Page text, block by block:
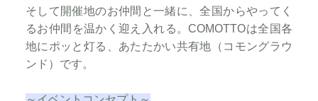
そして開催地のお仲間と一緒に、全国からやってく
るお仲間を温かく迎え入れる。COMOTTOは全国各
地にポッと灯る、あたたかい共有地（コモングラウ
ンド）です。